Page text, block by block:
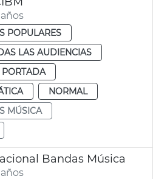
POPULARES
LAS AUDIENCIAS
PORTADA
NORMAL
MÚSICA
Bandas Música